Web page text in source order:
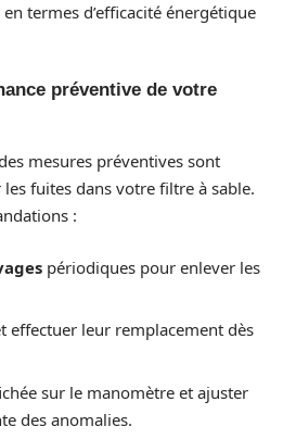
termes d’efficacité énergétique
préventive de votre
mesures préventives sont
fuites dans votre filtre à sable.
:
périodiques pour enlever les
effectuer leur remplacement dès
sur le manomètre et ajuster
des anomalies.